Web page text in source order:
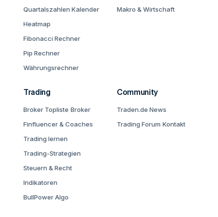
Quartalszahlen Kalender
Heatmap
Fibonacci Rechner
Pip Rechner
Währungsrechner
Makro & Wirtschaft
Trading
Broker Topliste Broker
Finfluencer & Coaches
Trading lernen
Trading-Strategien
Steuern & Recht
Indikatoren
BullPower Algo
Community
Traden.de News
Trading Forum Kontakt